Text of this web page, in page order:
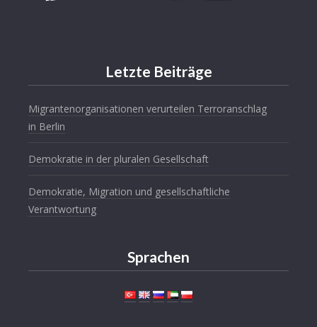
Letzte Beiträge
Migrantenorganisationen verurteilen Terroranschlag
in Berlin
Demokratie in der pluralen Gesellschaft
Demokratie, Migration und gesellschaftliche
Verantwortung
Sprachen